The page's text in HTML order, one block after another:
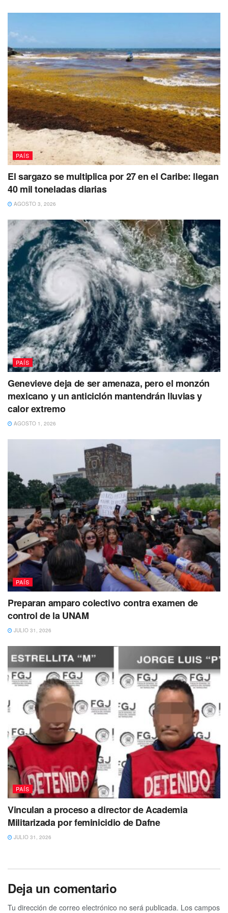
PAÍS
El sargazo se multiplica por 27 en el Caribe: llegan
40 mil toneladas diarias
AGOSTO 3, 2026
PAÍS
Genevieve deja de ser amenaza, pero el monzón
mexicano y un anticiclón mantendrán lluvias y
calor extremo
AGOSTO 1, 2026
PAÍS
Preparan amparo colectivo contra examen de
control de la UNAM
JULIO 31, 2026
PAÍS
Vinculan a proceso a director de Academia
Militarizada por feminicidio de Dafne
JULIO 31, 2026
Deja un comentario
Tu dirección de correo electrónico no será publicada. Los campos